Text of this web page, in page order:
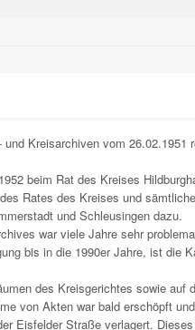
Kreisarchiven vom
beim Rat des Kreises
Rates des Kreises und
und Schleusingen dazu.
war viele Jahre sehr
bis in die 1990er Jahre, ist die
des Kreisgerichtes sowie auf
von Akten war bald erschöpft
Eisfelder Straße verlagert.